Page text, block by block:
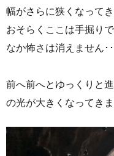
幅がさらに狭くなってき
おそらくここは手掘り
なか怖さは消えません･
前へ前へとゆっくりと
の光が大きくなってきま